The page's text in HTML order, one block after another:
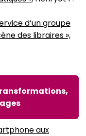
d’un groupe
des libraires »,
aux